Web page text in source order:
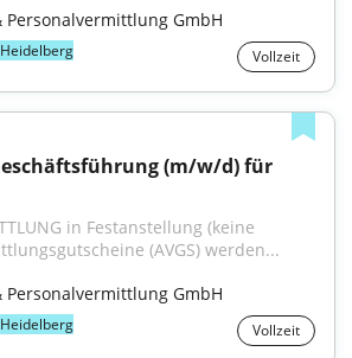
Personalvermittlung GmbH
Heidelberg Vollzeit
(m/w/d) für
in Festanstellung (keine
(AVGS) werden...
Personalvermittlung GmbH
Heidelberg Vollzeit